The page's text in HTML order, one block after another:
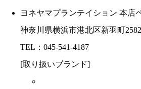
ヨネヤマプランテイション 本店
神奈川県横浜市港北区新羽町2582
TEL：045-541-4187
[取り扱いブランド]